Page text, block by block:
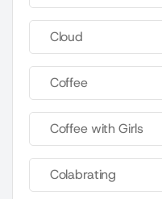
Cloud
Coffee
Coffee with Girls
Colabrating